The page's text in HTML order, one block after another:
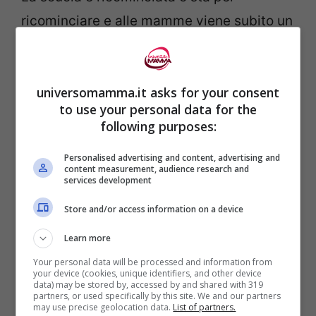
ricominciare e alle mamme viene subito un
pensiero: cosa preparare per merenda?
Vediamo qualche idea. Scuola fa rima con
tante cose: maestre, compagni, compiti,
ricreazione. Questo vale soprattutto per i
preoccupazione è principalmente un’altra:
la merenda. Già perché i bambini a metà …
Leggi tutto
Categorie
Alimentazione dei bambini
Croccantella al pomodoro,
universomamma.it asks for your consent
to use your personal data for the
following purposes:
Personalised advertising and content, advertising and
content measurement, audience research and
services development
Store and/or access information on a device
Learn more
Your personal data will be processed and information from
your device (cookies, unique identifiers, and other device
data) may be stored by, accessed by and shared with 319
partners, or used specifically by this site. We and our partners
may use precise geolocation data. List of partners.